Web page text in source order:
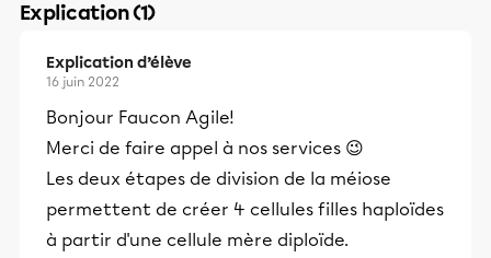
Explication (1)
Explication d’élève
16 juin 2022
Bonjour Faucon Agile!
Merci de faire appel à nos services 😉
Les deux étapes de division de la méiose
permettent de créer 4 cellules filles haploïdes
à partir d'une cellule mère diploïde.